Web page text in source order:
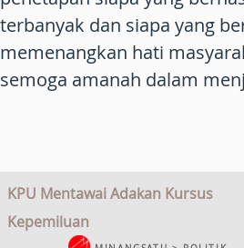
terbanyak dan siapa yang
memenangkan hati
semoga amanah dalam
KPU Mentawai Adakan Kursus
Kepemiluan